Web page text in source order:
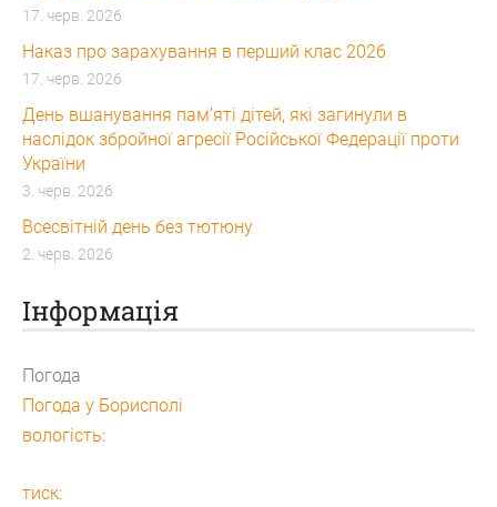
17. черв. 2026
Наказ про зарахування в перший клас 2026
17. черв. 2026
День вшанування пам’яті дітей, які загинули в
наслідок збройної агресії Російської Федерації проти
України
3. черв. 2026
Всесвітній день без тютюну
2. черв. 2026
Інформація
Погода
Погода у Борисполі
вологість:
тиск: